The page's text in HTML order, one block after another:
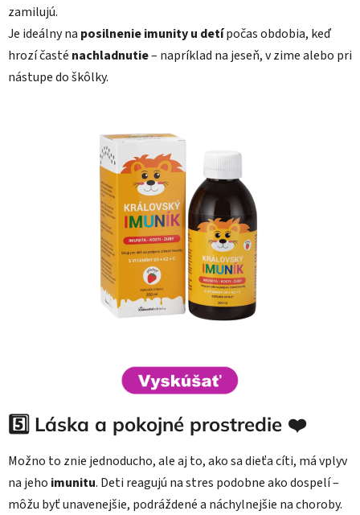
zamilujú.
Je ideálny na posilnenie imunity u detípočas obdobia, keď
hrozí časté nachladnutie– napríklad na jeseň, v zime alebo pri
nástupe do škôlky.
5️⃣ Láska a pokojné prostredie ❤️
Možno to znie jednoducho, ale aj to, ako sa dieťa cíti, má vplyv
na jeho imunitu. Deti reagujú na stres podobne ako dospelí –
môžu byť unavenejšie, podráždené a náchylnejšie na choroby.